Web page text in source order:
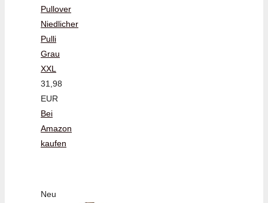
Pullover
Niedlicher
Pulli
Grau
XXL
31,98
EUR
Bei
Amazon
kaufen
Neu